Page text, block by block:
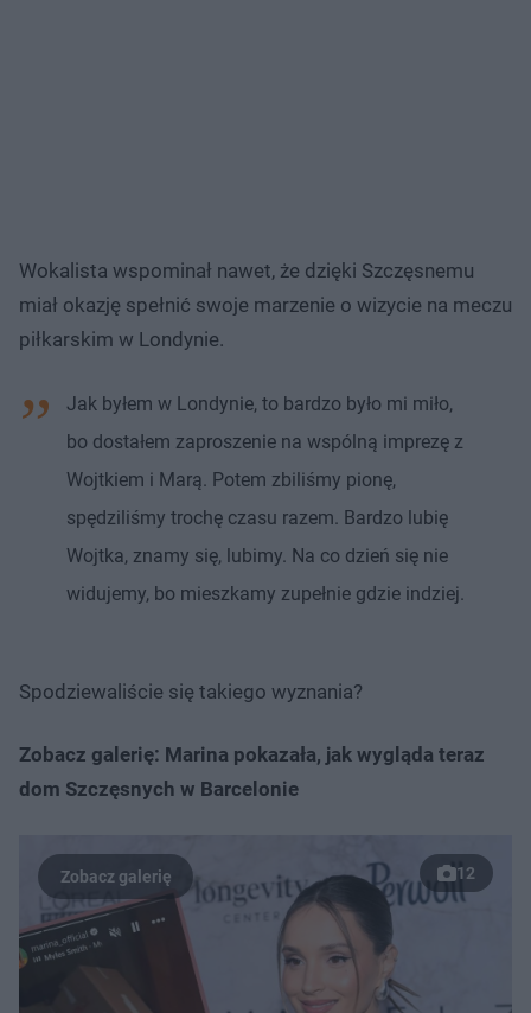
Wokalista wspominał nawet, że dzięki Szczęsnemu
miał okazję spełnić swoje marzenie o wizycie na meczu
piłkarskim w Londynie.
Jak byłem w Londynie, to bardzo było mi miło,
bo dostałem zaproszenie na wspólną imprezę z
Wojtkiem i Marą. Potem zbiliśmy pionę,
spędziliśmy trochę czasu razem. Bardzo lubię
Wojtka, znamy się, lubimy. Na co dzień się nie
widujemy, bo mieszkamy zupełnie gdzie indziej.
Spodziewaliście się takiego wyznania?
Zobacz galerię: Marina pokazała, jak wygląda teraz
dom Szczęsnych w Barcelonie
12